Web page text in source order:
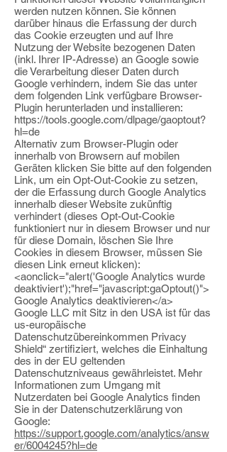
werden nutzen können. Sie können
darüber hinaus die Erfassung der durch
das Cookie erzeugten und auf Ihre
Nutzung der Website bezogenen Daten
(inkl. Ihrer IP-Adresse) an Google sowie
die Verarbeitung dieser Daten durch
Google verhindern, indem Sie das unter
dem folgenden Link verfügbare Browser-
Plugin herunterladen und installieren:
https://tools.google.com/dlpage/gaoptout?
hl=de
Alternativ zum Browser-Plugin oder
innerhalb von Browsern auf mobilen
Geräten klicken Sie bitte auf den folgenden
Link, um ein Opt-Out-Cookie zu setzen,
der die Erfassung durch Google Analytics
innerhalb dieser Website zukünftig
verhindert (dieses Opt-Out-Cookie
funktioniert nur in diesem Browser und nur
für diese Domain, löschen Sie Ihre
Cookies in diesem Browser, müssen Sie
diesen Link erneut klicken):
<aonclick="alert('Google Analytics wurde
deaktiviert');"href="javascript:gaOptout()">
Google Analytics deaktivieren</a>
Google LLC mit Sitz in den USA ist für das
us-europäische
Datenschutzübereinkommen Privacy
Shield“ zertifiziert, welches die Einhaltung
des in der EU geltenden
Datenschutzniveaus gewährleistet. Mehr
Informationen zum Umgang mit
Nutzerdaten bei Google Analytics finden
Sie in der Datenschutzerklärung von
Google:
https://support.google.com/analytics/answ
er/6004245?hl=de